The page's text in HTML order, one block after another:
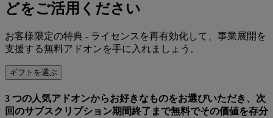
どをご活用ください
お客様限定の特典 - ライセンスを再有効化して、事業展開を
支援する無料アドオンを手に入れましょう。
ギフトを選ぶ
3 つの人気アドオンからお好きなものをお選びいただき、 次
回のサブスクリプション期間終了まで無料でその価値を存分